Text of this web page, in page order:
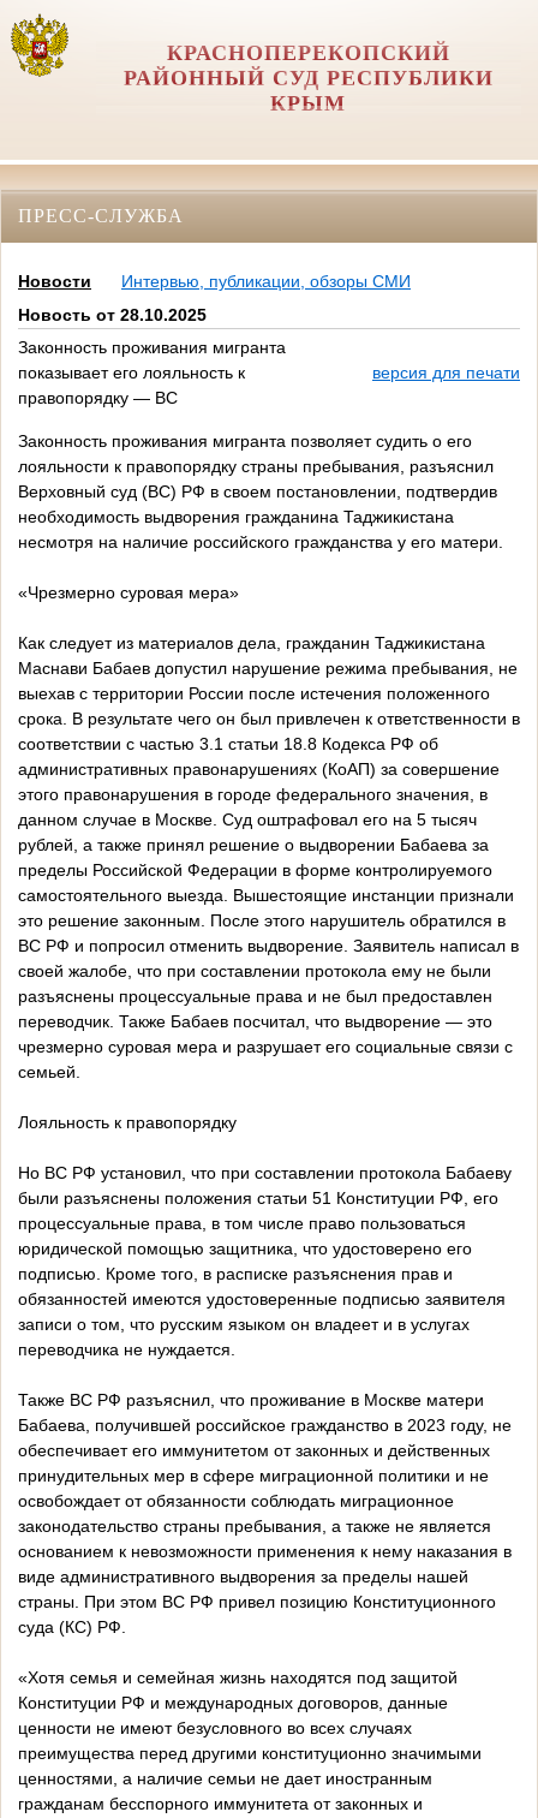
КРАСНОПЕРЕКОПСКИЙ
РАЙОННЫЙ СУД РЕСПУБЛИКИ
КРЫМ
ПРЕСС-СЛУЖБА
Новости
Интервью, публикации, обзоры СМИ
Новость от 28.10.2025
Законность проживания мигранта
показывает его лояльность к
правопорядку — ВС
версия для печати
Законность проживания мигранта позволяет судить о его
лояльности к правопорядку страны пребывания, разъяснил
Верховный суд (ВС) РФ в своем постановлении, подтвердив
необходимость выдворения гражданина Таджикистана
несмотря на наличие российского гражданства у его матери.
«Чрезмерно суровая мера»
Как следует из материалов дела, гражданин Таджикистана
Маснави Бабаев допустил нарушение режима пребывания, не
выехав с территории России после истечения положенного
срока. В результате чего он был привлечен к ответственности в
соответствии с частью 3.1 статьи 18.8 Кодекса РФ об
административных правонарушениях (КоАП) за совершение
этого правонарушения в городе федерального значения, в
данном случае в Москве. Суд оштрафовал его на 5 тысяч
рублей, а также принял решение о выдворении Бабаева за
пределы Российской Федерации в форме контролируемого
самостоятельного выезда. Вышестоящие инстанции признали
это решение законным. После этого нарушитель обратился в
ВС РФ и попросил отменить выдворение. Заявитель написал в
своей жалобе, что при составлении протокола ему не были
разъяснены процессуальные права и не был предоставлен
переводчик. Также Бабаев посчитал, что выдворение — это
чрезмерно суровая мера и разрушает его социальные связи с
семьей.
Лояльность к правопорядку
Но ВС РФ установил, что при составлении протокола Бабаеву
были разъяснены положения статьи 51 Конституции РФ, его
процессуальные права, в том числе право пользоваться
юридической помощью защитника, что удостоверено его
подписью. Кроме того, в расписке разъяснения прав и
обязанностей имеются удостоверенные подписью заявителя
записи о том, что русским языком он владеет и в услугах
переводчика не нуждается.
Также ВС РФ разъяснил, что проживание в Москве матери
Бабаева, получившей российское гражданство в 2023 году, не
обеспечивает его иммунитетом от законных и действенных
принудительных мер в сфере миграционной политики и не
освобождает от обязанности соблюдать миграционное
законодательство страны пребывания, а также не является
основанием к невозможности применения к нему наказания в
виде административного выдворения за пределы нашей
страны. При этом ВС РФ привел позицию Конституционного
суда (КС) РФ.
«Хотя семья и семейная жизнь находятся под защитой
Конституции РФ и международных договоров, данные
ценности не имеют безусловного во всех случаях
преимущества перед другими конституционно значимыми
ценностями, а наличие семьи не дает иностранным
гражданам бесспорного иммунитета от законных и